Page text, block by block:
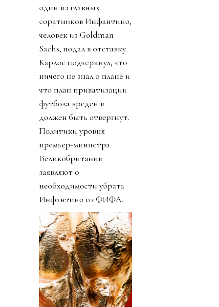
один из главных
соратников Инфантино,
человек из Goldman
Sachs, подал в отставку.
Карлос подчеркнул, что
ничего не знал о плане и
что план приватизации
футбола вреден и
должен быть отвергнут.
Политики уровня
премьер-министра
Великобритании
заявляют о
необходимости убрать
Инфантино из ФИФА.